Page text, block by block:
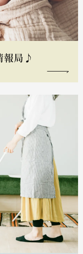
報局♪